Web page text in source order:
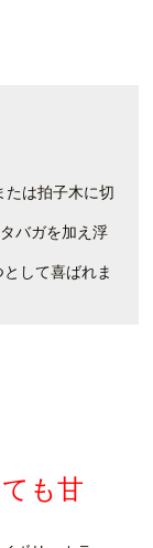
は拍子木に切
バガを加え浮
して喜ばれま
も甘